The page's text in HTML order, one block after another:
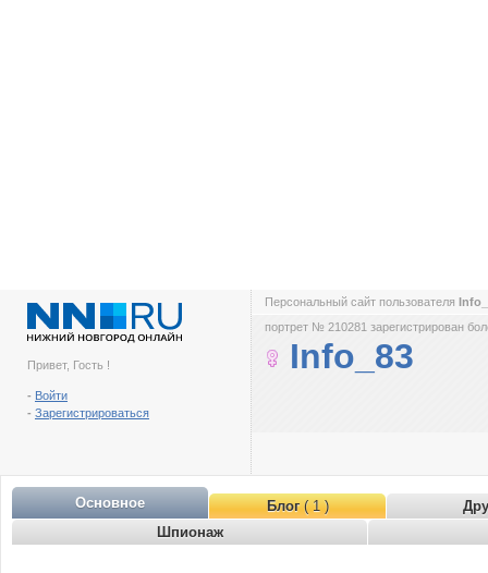
Привет, Гость !
- Войти
- Зарегистрироваться
Персональный сайт пользователя
портрет № 210281 зарегистрирован
Info_83
Основное Блог( 1 )
Шпионаж